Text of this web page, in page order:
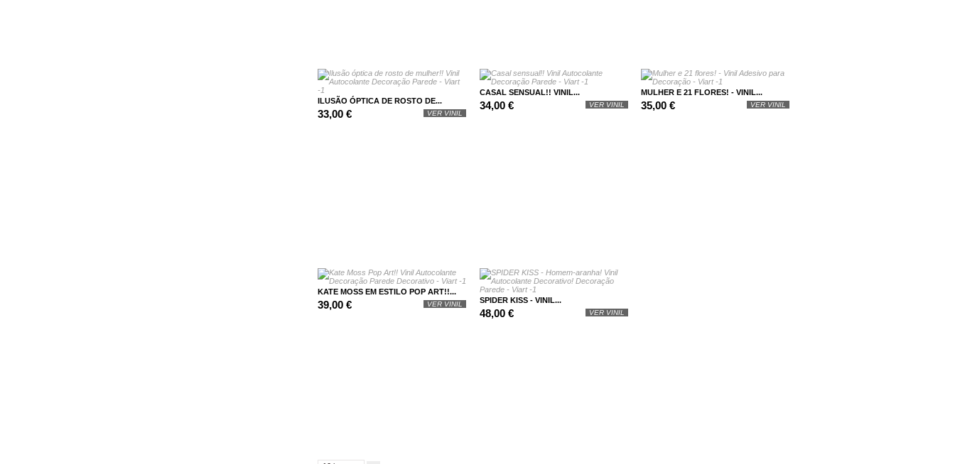
ILUSÃO ÓPTICA DE ROSTO DE...
33,00 € VER VINIL
CASAL SENSUAL!! VINIL...
34,00 € VER VINIL
MULHER E 21 FLORES! - VINIL...
35,00 € VER VINIL
KATE MOSS EM ESTILO POP ART!!...
39,00 € VER VINIL SPIDER KISS - VINIL...
48,00 € VER VINIL